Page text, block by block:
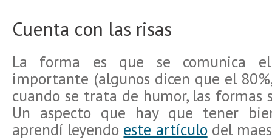
Cuenta con las risas
La forma es que se comunica
importante (algunos dicen que el
cuando se trata de humor, las formas
Un aspecto que hay que tener
aprendí leyendo este artículodel